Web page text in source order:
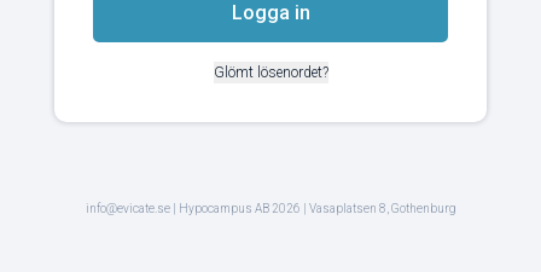
Logga in
Glömt lösenordet?
info@evicate.se| Hypocampus AB 2026 | Vasaplatsen 8, Gothenburg